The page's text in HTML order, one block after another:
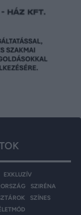
EXKLUZÍV
SZIRÉNA
SZÍNES